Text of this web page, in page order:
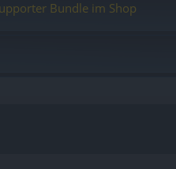
Bundle im Shop